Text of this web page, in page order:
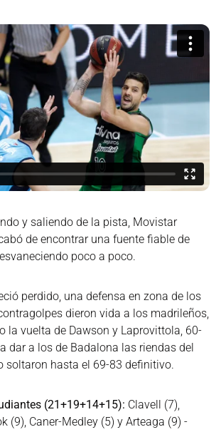
y saliendo de la pista, Movistar
de encontrar una fuente fiable de
poco a poco.
perdido, una defensa en zona de los
dieron vida a los madrileños,
la vuelta de Dawson y Laprovittola, 60-
dar a los de Badalona las riendas del
soltaron hasta el 69-83 definitivo.
(21+19+14+15): Clavell (7),
(9), Caner-Medley (5) y Arteaga (9) -